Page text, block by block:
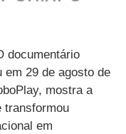
documentário
em 29 de agosto de
mostra a
transformou
em